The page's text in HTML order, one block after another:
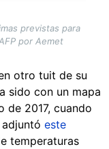
previstas para
por Aemet
otro tuit de su
sido con un mapa
de 2017, cuando
este
temperaturas